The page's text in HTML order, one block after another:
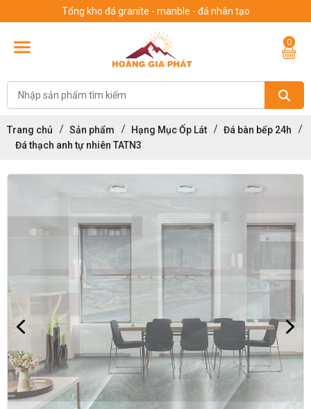
Tổng kho đá granite - manble - đá nhân tạo
0
Trang chủ Sản phẩm Hạng Mục Ốp Lát
Đá bàn bếp 24h
Đá thạch anh tự nhiên TATN3